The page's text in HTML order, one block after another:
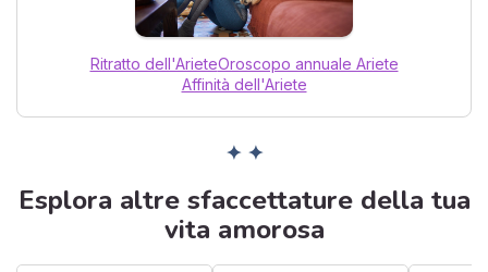
Ritratto dell'ArieteOroscopo annuale Ariete
Affinità dell'Ariete
✦ ✦
Esplora altre sfaccettature della tua
vita amorosa